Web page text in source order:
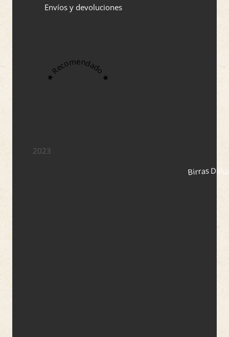
Envíos y devoluciones
★ Recomendado ★
2023
Birras